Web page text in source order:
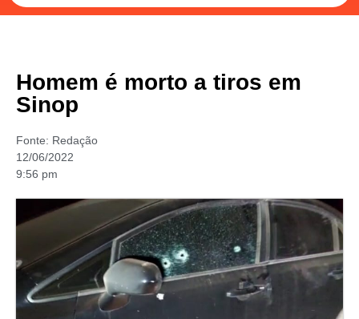
Homem é morto a tiros em
Sinop
Fonte: Redação
12/06/2022
9:56 pm